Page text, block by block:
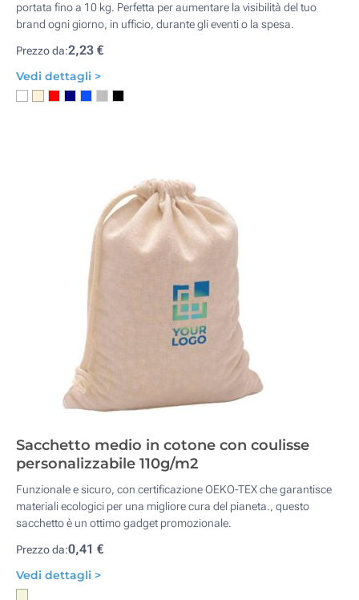
portata fino a 10 kg. Perfetta per aumentare la visibilità del tuo
brand ogni giorno, in ufficio, durante gli eventi o la spesa.
Prezzo da:2,23 €
Vedi dettagli >
Sacchetto medio in cotone con coulisse
personalizzabile 110g/m2
Funzionale e sicuro, con certificazione OEKO-TEX che garantisce
materiali ecologici per una migliore cura del pianeta., questo
sacchetto è un ottimo gadget promozionale.
Prezzo da:0,41 €
Vedi dettagli >